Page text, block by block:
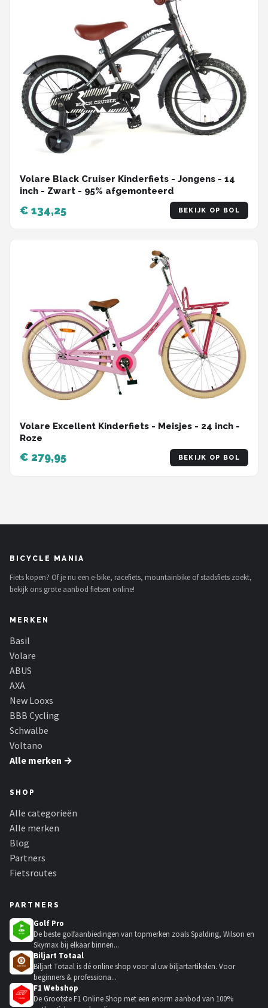
Volare Black Cruiser Kinderfiets - Jongens - 14
inch - Zwart - 95% afgemonteerd
€ 134,25 BEKIJK OP BOL
Volare Excellent Kinderfiets - Meisjes - 24 inch -
Roze
€ 279,95 BEKIJK OP BOL
BICYCLE MANIA
Fiets kopen? Of je nu een e-bike, racefiets, mountainbike of stadsfiets zoekt,
bekijk ons grote aanbod fietsen online!
MERKEN
Basil
Volare
ABUS
AXA
New Looxs
BBB Cycling
Schwalbe
Voltano
Alle merken →
SHOP
Alle categorieën
Alle merken
Blog
Partners
Fietsroutes
PARTNERS
Golf Pro
De beste golfaanbiedingen van topmerken zoals Spalding, Wilson en
Skymax bij elkaar binnen...
Biljart Totaal
Biljart Totaal is dé online shop voor al uw biljartartikelen. Voor
beginners & professiona...
F1 Webshop
De Grootste F1 Online Shop met een enorm aanbod van 100%